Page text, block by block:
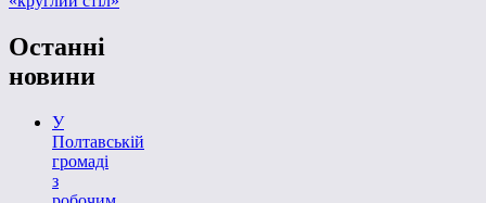
Останні
новини
У
Полтавській
громаді
з